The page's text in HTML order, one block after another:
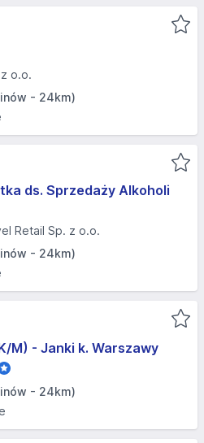
o.o.
- 24km)
ds. Sprzedaży Alkoholi
Retail Sp. z o.o.
- 24km)
M) - Janki k. Warszawy
- 24km)